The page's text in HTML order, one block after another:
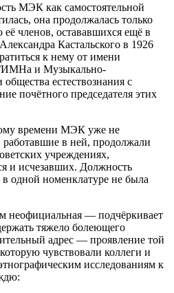
МЭК как самостоятельной
она продолжалась только
её членов, остававшихся ещё в
Кастальского в 1926
к нему от имени
и Музыкально-
естествознания с
почётного председателя этих
времени МЭК уже не
работавшие в ней, продолжали
учреждениях,
и исчезавших. Должность
в одной номенклатуре не была
неофициальная — подчёркивает
тяжело болеющего
адрес — проявление той
чувствовали коллеги и
исследованиям к